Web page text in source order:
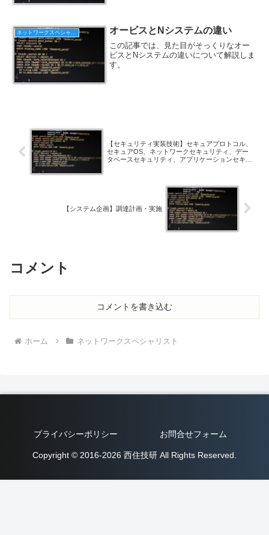
オービスとNシステムの違い
この記事では、見た目がそっくりなオー
ビスとNシステムの違いについて解説しま
す。
【セキュリティ実装技術】セキュアプロトコル、
セキュアOS、ネットワークセキュリティ、デー
タベースセキュリティ、アプリケーションセキュ
【システム企画】調達計画・実施
コメント
コメントを書き込む
ホーム ネットワークスペシャリスト
プライバシーポリシー お問合せフォーム
Copyright © 2016-2026 西住技研 All Rights Reserved.